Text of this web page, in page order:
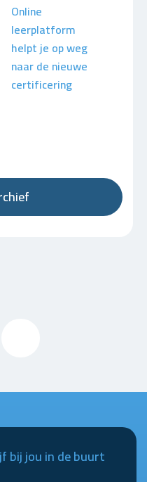
Online
leerplatform
helpt je op weg
naar de nieuwe
certificering
bij jou in de buurt